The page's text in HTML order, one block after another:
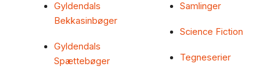
Gyldendals
Bekkasinbøger
Gyldendals
Spættebøger
Samlinger
Science Fiction
Tegneserier